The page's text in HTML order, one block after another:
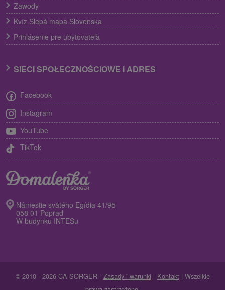
Zawody
Kvíz Slepá mapa Slovenska
Prihlásenie pre ubytovateľa
SIECI SPOŁECZNOŚCIOWE I ADRES
Facebook
Instagram
YouTube
TikTok
Námestie svätého Egídia 41/95
058 01 Poprad
W budynku INTESu
© 2010 - 2026 CA SORGER - Zasady i warunki - Kontakt | Wszelkie